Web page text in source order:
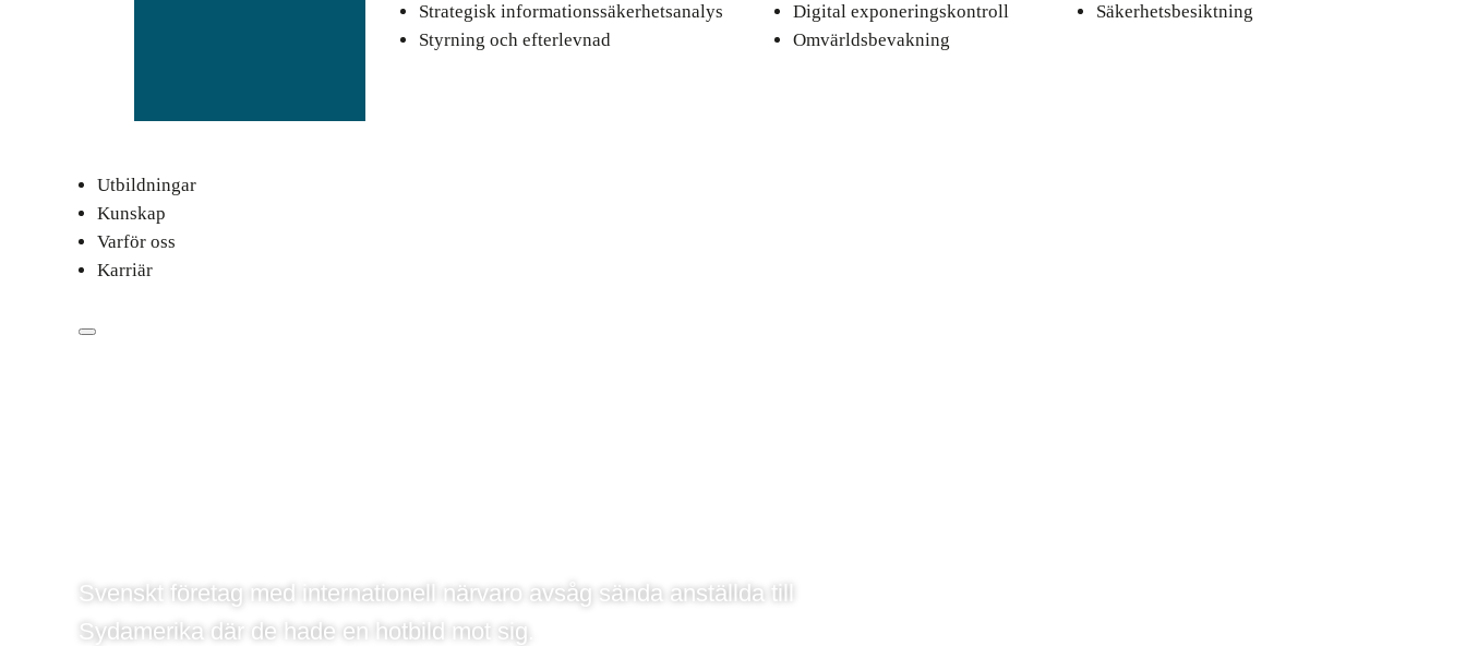
Strategisk informationssäkerhetsanalys
Styrning och efterlevnad
Digital exponeringskontroll
Omvärldsbevakning
Säkerhetsbesiktning
Utbildningar
Kunskap
Varför oss
Karriär
Svenskt företag med internationell närvaro avsåg sända anställda till
Sydamerika där de hade en hotbild mot sig.